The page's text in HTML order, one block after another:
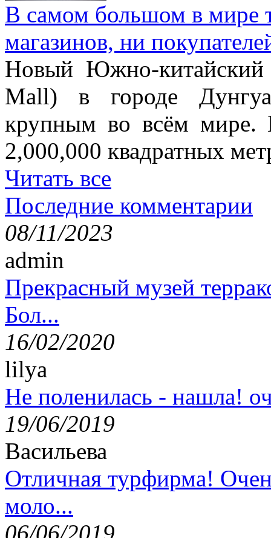
В самом большом в мире
магазинов, ни
Новый Южно-
Mall) в городе
крупным во всём мире.
2,000,000 квадратных
Читать все
Последние комментарии
08/11/2023
admin
Прекрасный музей
Бол...
16/02/2020
lilya
Не поленилась - нашла!
19/06/2019
Васильева
Отличная турфирма!
моло...
06/06/2019